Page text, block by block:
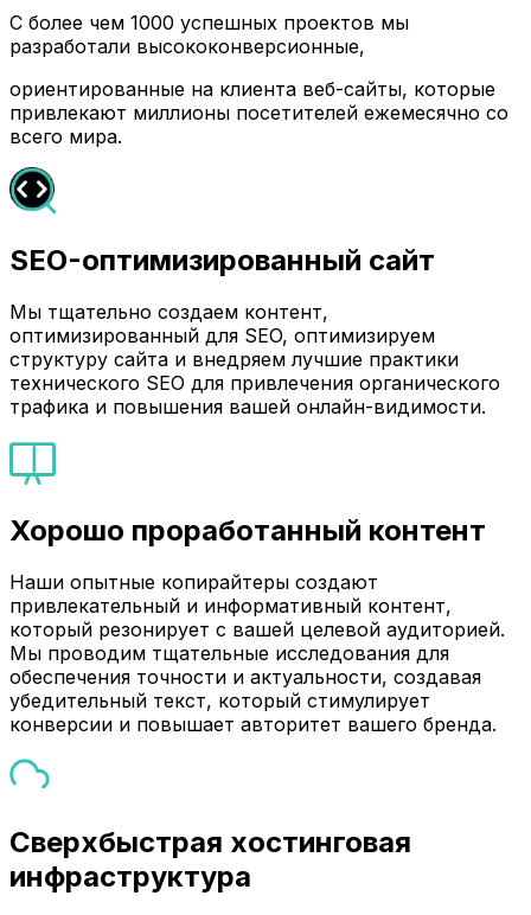
С более чем 1000 успешных проектов мы
разработали высококонверсионные,
ориентированные на клиента веб-сайты, которые
привлекают миллионы посетителей ежемесячно со
всего мира.
SEO-оптимизированный сайт
Мы тщательно создаем контент,
оптимизированный для SEO, оптимизируем
структуру сайта и внедряем лучшие практики
технического SEO для привлечения органического
трафика и повышения вашей онлайн-видимости.
Хорошо проработанный контент
Наши опытные копирайтеры создают
привлекательный и информативный контент,
который резонирует с вашей целевой аудиторией.
Мы проводим тщательные исследования для
обеспечения точности и актуальности, создавая
убедительный текст, который стимулирует
конверсии и повышает авторитет вашего бренда.
Сверхбыстрая хостинговая
инфраструктура